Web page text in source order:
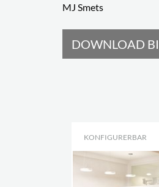
MJ Smets
DOWNLOAD
KONFIGURERBAR